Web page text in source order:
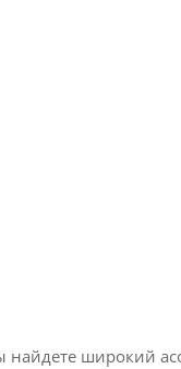
найдете широкий